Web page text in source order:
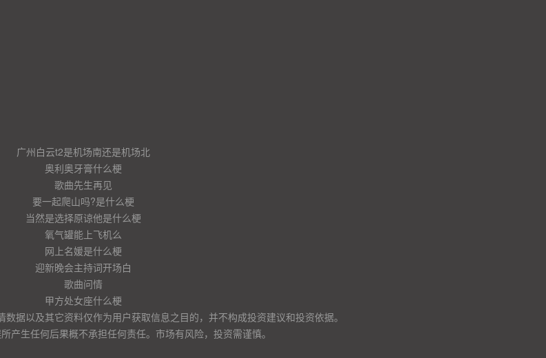
广州白云t2是机场南还是机场北
奥利奥牙膏什么梗
歌曲先生再见
要一起爬山吗?是什么梗
当然是选择原谅他是什么梗
氧气罐能上飞机么
网上名媛是什么梗
迎新晚会主持词开场白
歌曲问情
甲方处女座什么梗
据以及其它资料仅作为用户获取信息之目的，并不构成投资建议和投资依据。
产生任何后果概不承担任何责任。市场有风险，投资需谨慎。